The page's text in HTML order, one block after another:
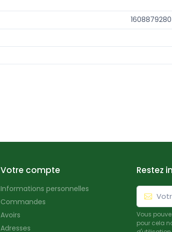
1608879280
Votre compte
Informations personnelles
Commandes
Avoirs
Adresses
Restez
Vous
pour cela